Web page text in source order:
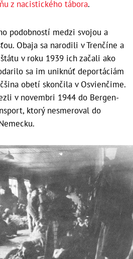
z nacistického tábora.
podobností medzi svojou a
Obaja sa narodili v Trenčíne a
v roku 1939 ich začali ako
sa im uniknúť deportáciám
obetí skončila v Osvienčime.
v novembri 1944 do Bergen-
ktorý nesmeroval do